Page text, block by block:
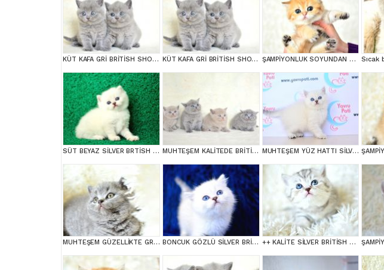
KÜT KAFA GRİ BRİTİSH SHORTHAİR YAVRULARIMIZ KÜT KAFA GRİ BRİTİSH SHORTHAİR YAVRULARIMIZ ŞAMPİYONLUK SOYUNDAN NY11 GOLDEN BRİTİSH SHORTHAİR Sıcak
SÜT BEYAZ SİLVER BRTİSH SHORTHAİR NS1133 MUHTEŞEM KALİTEDE BRİTİSH SHORTHAİR YAVRULARIMIZ MUHTEŞEM YÜZ HATTI SİLVER BRİTİSH SHORTHAİRNS1133
MUHTEŞEM GÜZELLİKTE GRİ BRİTİSH BONCUK GÖZLÜ SİLVER BRİTİSH SHORTHAİR NS1133 ++ KALİTE SİLVER BRİTİSH SHORTHAİR